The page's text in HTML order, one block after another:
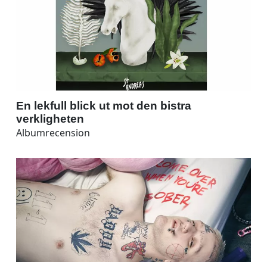
En lekfull blick ut mot den bistra
verkligheten
Albumrecension